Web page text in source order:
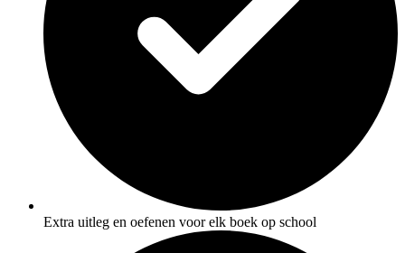
Extra uitleg en oefenen voor elk boek op school